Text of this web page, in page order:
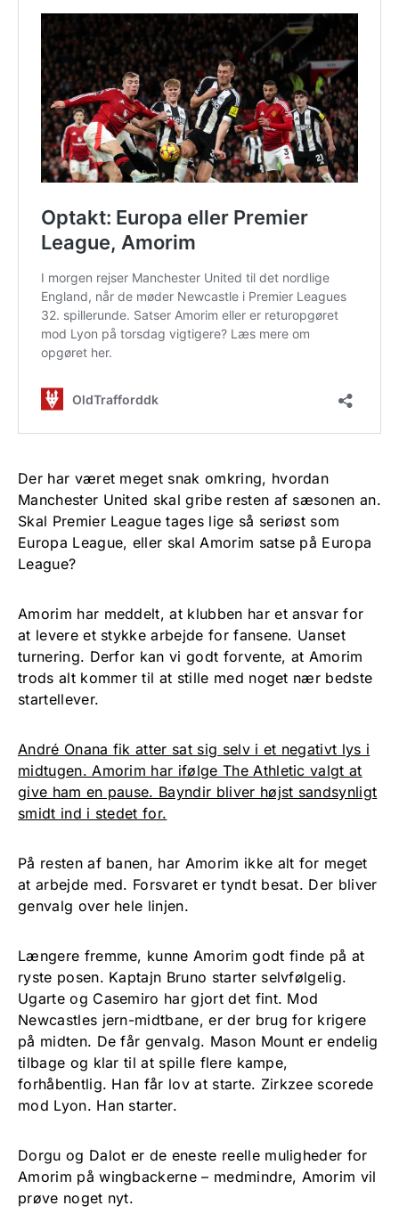
Der har været meget snak omkring, hvordan
Manchester United skal gribe resten af sæsonen an.
Skal Premier League tages lige så seriøst som
Europa League, eller skal Amorim satse på Europa
League?
Amorim har meddelt, at klubben har et ansvar for
at levere et stykke arbejde for fansene. Uanset
turnering. Derfor kan vi godt forvente, at Amorim
trods alt kommer til at stille med noget nær bedste
startellever.
André Onana fik atter sat sig selv i et negativt lys i
midtugen. Amorim har ifølge The Athletic valgt at
give ham en pause. Bayndir bliver højst sandsynligt
smidt ind i stedet for.
På resten af banen, har Amorim ikke alt for meget
at arbejde med. Forsvaret er tyndt besat. Der bliver
genvalg over hele linjen.
Længere fremme, kunne Amorim godt finde på at
ryste posen. Kaptajn Bruno starter selvfølgelig.
Ugarte og Casemiro har gjort det fint. Mod
Newcastles jern-midtbane, er der brug for krigere
på midten. De får genvalg. Mason Mount er endelig
tilbage og klar til at spille flere kampe,
forhåbentlig. Han får lov at starte. Zirkzee scorede
mod Lyon. Han starter.
Dorgu og Dalot er de eneste reelle muligheder for
Amorim på wingbackerne – medmindre, Amorim vil
prøve noget nyt.